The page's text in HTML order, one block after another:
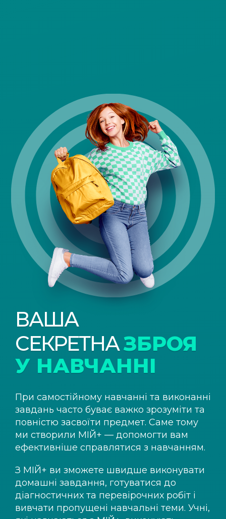
ВАША
СЕКРЕТНАЗБРОЯ
У НАВЧАННІ
При самостійному навчанні та виконанні
завдань часто буває важко зрозуміти та
повністю засвоїти предмет. Саме тому
ми створили МІЙ+ — допомогти вам
ефективніше справлятися з навчанням.
З МІЙ+ ви зможете швидше виконувати
домашні завдання, готуватися до
діагностичних та перевірочних робіт і
вивчати пропущені навчальні теми. Учні,